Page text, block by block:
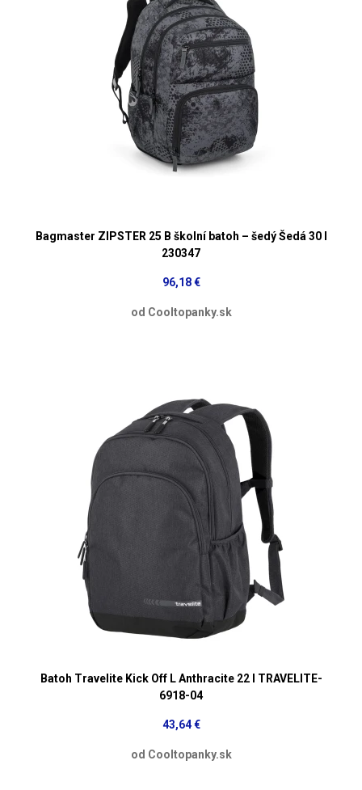
Bagmaster ZIPSTER 25 B školní batoh – šedý Šedá 30 l
230347
96,18 €
od Cooltopanky.sk
Batoh Travelite Kick Off L Anthracite 22 l TRAVELITE-
6918-04
43,64 €
od Cooltopanky.sk